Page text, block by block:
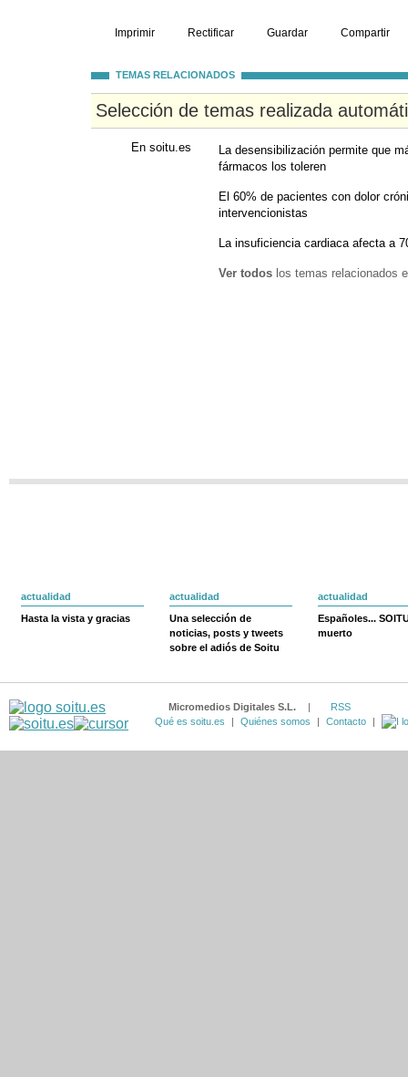
Imprimir Rectificar Guardar Compartir
TEMAS RELACIONADOS
Selección de temas realizada
En soitu.es
La desensibilización permite que
fármacos los toleren
El 60% de pacientes con dolor
intervencionistas
La insuficiencia cardiaca afecta a
Ver todos los temas relacionados
actualidad
Hasta la vista y gracias
actualidad
Una selección de
noticias, posts y tweets
sobre el adiós de Soitu
actualidad
Españoles...
muerto
Micromedios Digitales S.L. |
RSS
Qué es soitu.es
| Quiénes somos | Contacto |